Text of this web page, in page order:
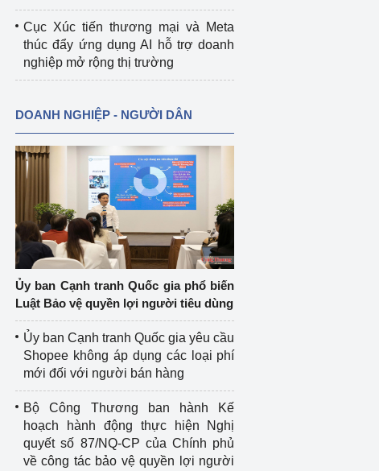
Cục Xúc tiến thương mại và Meta
thúc đẩy ứng dụng AI hỗ trợ doanh
nghiệp mở rộng thị trường
DOANH NGHIỆP - NGƯỜI DÂN
Ủy ban Cạnh tranh Quốc gia phổ biến
Luật Bảo vệ quyền lợi người tiêu dùng
Ủy ban Cạnh tranh Quốc gia yêu cầu
Shopee không áp dụng các loại phí
mới đối với người bán hàng
Bộ Công Thương ban hành Kế
hoạch hành động thực hiện Nghị
quyết số 87/NQ-CP của Chính phủ
về công tác bảo vệ quyền lợi người